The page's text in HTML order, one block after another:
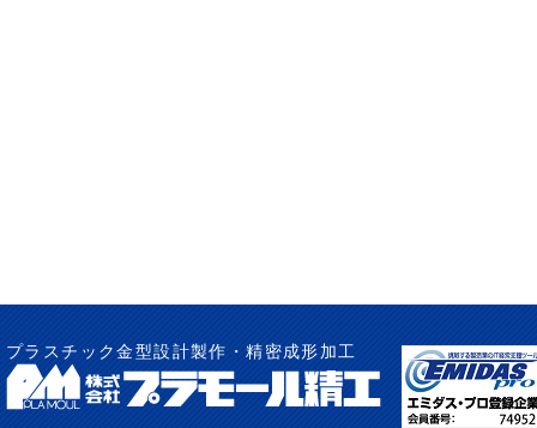
プラスチック金型設計製作・精密成形加工